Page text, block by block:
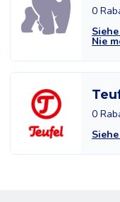
0
Nie
0